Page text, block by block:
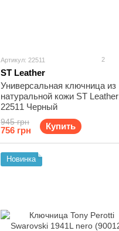
Артикул: 22511 2
ST Leather
Универсальная ключница из
натуральной кожи ST Leather
22511 Черный
945 грн
756 грн Купить
Новинка